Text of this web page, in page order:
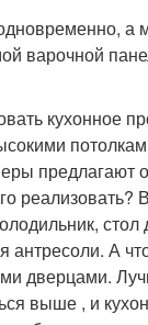
а
варочной
кухонное
антресоли. А
дверцами.
выше , и